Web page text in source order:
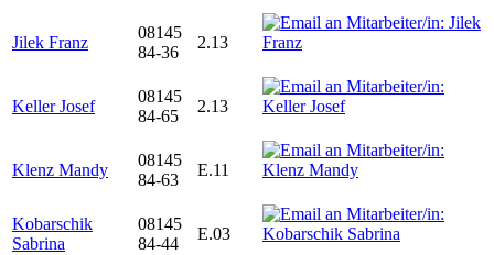
Jilek Franz
08145
84-36
2.13
Keller Josef
08145
84-65
2.13
Klenz Mandy
08145
84-63
E.11
Kobarschik
Sabrina
08145
84-44
E.03